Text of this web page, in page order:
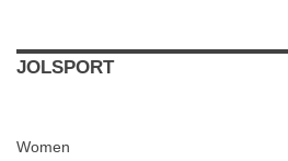
JOLSPORT
Women